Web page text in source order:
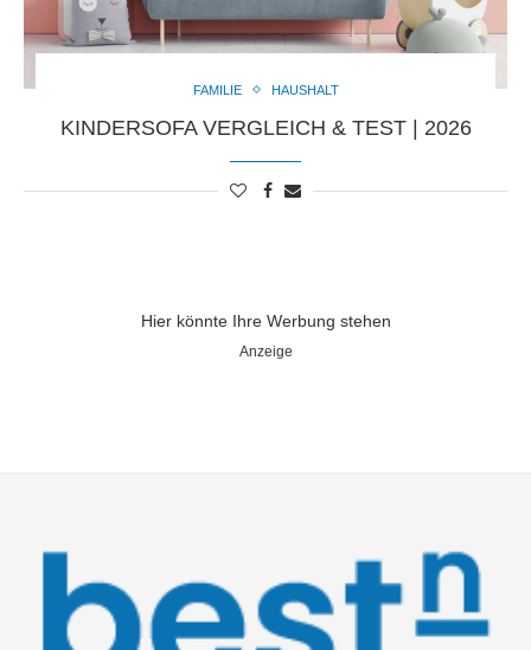
FAMILIE HAUSHALT
KINDERSOFA VERGLEICH & TEST | 2026
Hier könnte Ihre Werbung stehen
Anzeige